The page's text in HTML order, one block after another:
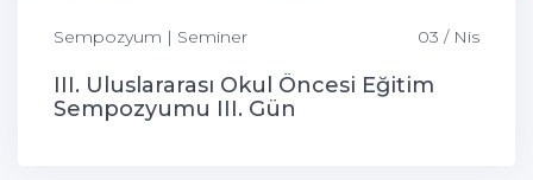
Sempozyum | Seminer 03 / Nis
III. Uluslararası Okul Öncesi Eğitim
Sempozyumu III. Gün